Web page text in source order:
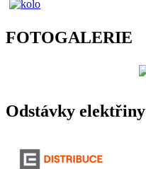
FOTOGALERIE
Odstávky elektřiny